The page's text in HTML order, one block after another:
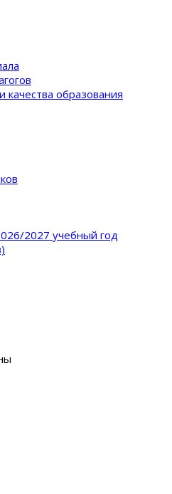
качества образования
2027 учебный год